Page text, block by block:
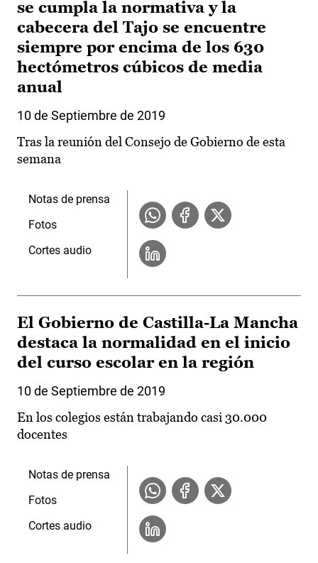
se cumpla la normativa y la
cabecera del Tajo se encuentre
siempre por encima de los 630
hectómetros cúbicos de media
anual
10 de Septiembre de 2019
Tras la reunión del Consejo de Gobierno de esta
semana
Notas de prensa
Fotos
Cortes audio
El Gobierno de Castilla-La Mancha
destaca la normalidad en el inicio
del curso escolar en la región
10 de Septiembre de 2019
En los colegios están trabajando casi 30.000
docentes
Notas de prensa
Fotos
Cortes audio